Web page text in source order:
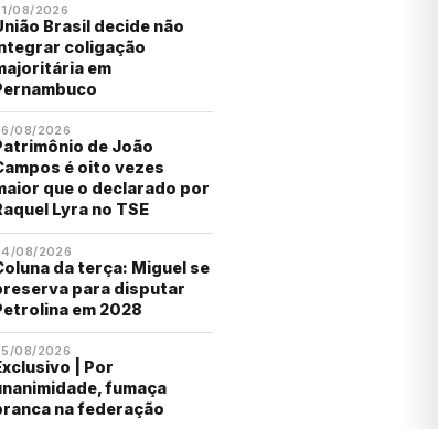
08/2026
Brasil decide não
coligação
em
08/2026
de João
é oito vezes
que o declarado por
Lyra no TSE
08/2026
da terça: Miguel se
para disputar
em 2028
08/2026
| Por
fumaça
na federação